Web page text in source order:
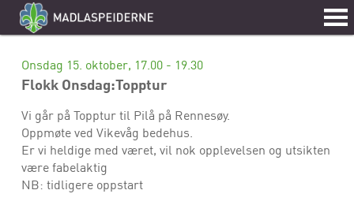
Onsdag 15. oktober, 17.00 - 19.30
Flokk Onsdag:Topptur
Vi går på Topptur til Pilå på Rennesøy.
Oppmøte ved Vikevåg bedehus.
Er vi heldige med været, vil nok opplevelsen og utsikten
være fabelaktig
NB: tidligere oppstart